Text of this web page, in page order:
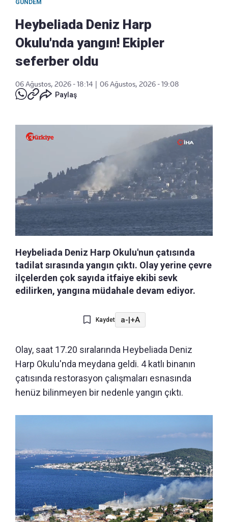
GÜNDEM
Heybeliada Deniz Harp
Okulu'nda yangın! Ekipler
seferber oldu
06 Ağustos, 2026 - 18:14
06 Ağustos, 2026 - 19:08
Paylaş
Heybeliada Deniz Harp Okulu'nun çatısında
tadilat sırasında yangın çıktı. Olay yerine çevre
ilçelerden çok sayıda itfaiye ekibi sevk
edilirken, yangına müdahale devam ediyor.
Kaydet a-|+A
Olay, saat 17.20 sıralarında Heybeliada Deniz
Harp Okulu'nda meydana geldi. 4 katlı binanın
çatısında restorasyon çalışmaları esnasında
henüz bilinmeyen bir nedenle yangın çıktı.